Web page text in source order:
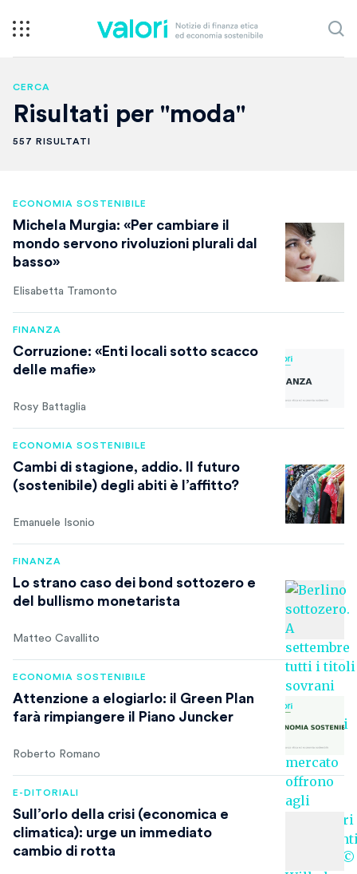
CERCA
Risultati per "moda"
557 RISULTATI
ECONOMIA SOSTENIBILE
Michela Murgia: «Per cambiare il
mondo servono rivoluzioni plurali dal
basso»
Elisabetta Tramonto
FINANZA
Corruzione: «Enti locali sotto scacco
delle mafie»
Rosy Battaglia
ECONOMIA SOSTENIBILE
Cambi di stagione, addio. Il futuro
(sostenibile) degli abiti è l’affitto?
Emanuele Isonio
FINANZA
Lo strano caso dei bond sottozero e
del bullismo monetarista
Matteo Cavallito
ECONOMIA SOSTENIBILE
Attenzione a elogiarlo: il Green Plan
farà rimpiangere il Piano Juncker
Roberto Romano
E-DITORIALI
Sull’orlo della crisi (economica e
climatica): urge un immediato
cambio di rotta